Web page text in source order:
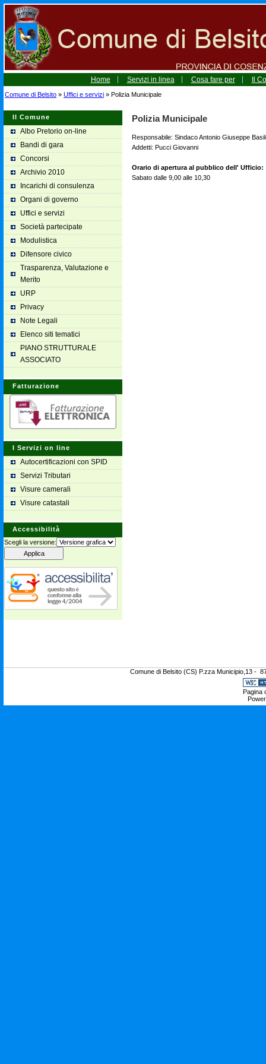
Home Servizi in linea Cosa fare per Il
Comune di Belsito » Uffici e servizi » Polizia Municipale
Il Comune
Albo Pretorio on-line
Bandi di gara
Concorsi
Archivio 2010
Incarichi di consulenza
Organi di governo
Uffici e servizi
Società partecipate
Modulistica
Difensore civico
Trasparenza, Valutazione e
Merito
URP
Privacy
Note Legali
Elenco siti tematici
PIANO STRUTTURALE
ASSOCIATO
Fatturazione
I Servizi on line
Autocertificazioni con SPID
Servizi Tributari
Visure camerali
Visure catastali
Accessibilità
Scegli la versione:
Polizia Municipale
Responsabile: Sindaco Antonio Giuseppe
Addetti: Pucci Giovanni
Orario di apertura al pubblico dell' Ufficio:
Sabato dalle 9,00 alle 10,30
Comune di Belsito (CS) P.zza Municipio,13 -
Pagina